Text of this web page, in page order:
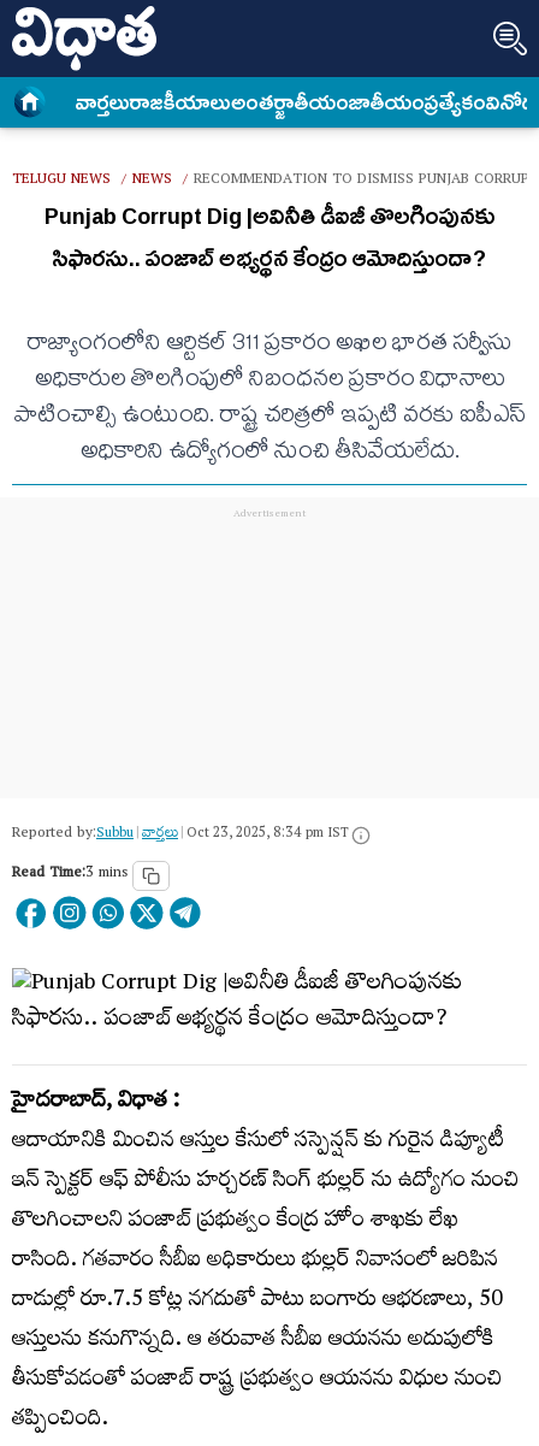
వార్త‌లురాజకీయాలుఅంత‌ర్జాతీయంజాతీయంప్రత్యేకం
TELUGU NEWS / NEWS / RECOMMENDATION TO DISMISS PUNJAB
Punjab Corrupt Dig |అవినీతి డీఐజీ తొలగింపునకు
సిఫారసు.. పంజాబ్ అభ్యర్థన కేంద్రం ఆమోదిస్తుందా?
రాజ్యాంగంలోని ఆర్టికల్ 311 ప్రకారం అఖిల భారత సర్వీసు
అధికారుల తొలగింపులో నిబంధనల ప్రకారం విధానాలు
పాటించాల్సి ఉంటుంది. రాష్ట్ర చరిత్రలో ఇప్పటి వరకు ఐపీఎస్
అధికారిని ఉద్యోగంలో నుంచి తీసివేయలేదు.
Reported by:Subbu|వార్త‌లు|Oct 23, 2025, 8:34 pm IST
Read Time:3 mins
హైదరాబాద్, విధాత :
ఆదాయానికి మించిన ఆస్తుల కేసులో సస్పెన్షన్ కు గురైన డిప్యూటీ
ఇన్ స్పెక్టర్ ఆఫ్ పోలీసు హర్చరణ్ సింగ్ భుల్లర్ ను ఉద్యోగం నుంచి
తొలగించాలని పంజాబ్ ప్రభుత్వం కేంద్ర హోం శాఖకు లేఖ
రాసింది. గతవారం సీబీఐ అధికారులు భుల్లర్ నివాసంలో జరిపిన
దాడుల్లో రూ.7.5 కోట్ల నగదుతో పాటు బంగారు ఆభరణాలు, 50
ఆస్తులను కనుగొన్నది. ఆ తరువాత సీబీఐ ఆయనను అదుపులోకి
తీసుకోవడంతో పంజాబ్ రాష్ట్ర ప్రభుత్వం ఆయనను విధుల నుంచి
తప్పించింది.